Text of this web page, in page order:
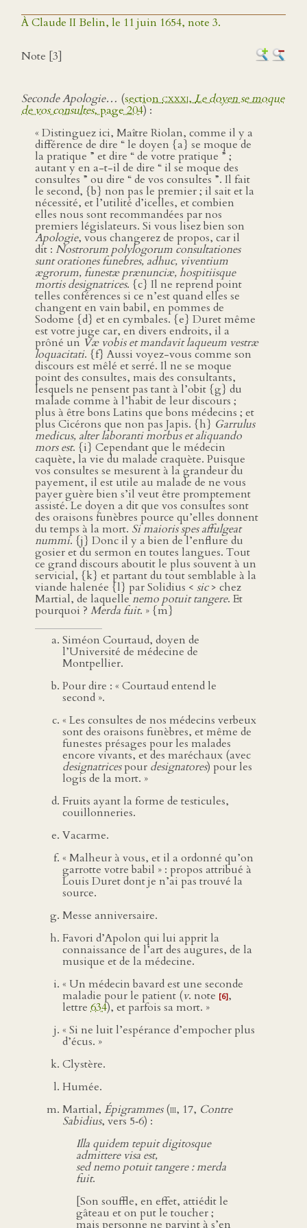
À Claude II Belin, le 11 juin 1654, note 3.
Note [3]
Seconde Apologie… (sectioncxxxi,Le doyen se moque
de vos consultes, page 204) :
« Distinguez ici, Maître Riolan, comme il y a
différence de dire “ le doyen {a} se moque de
la pratique ” et dire “ de votre pratique ” ;
autant y en a-t-il de dire “ il se moque des
consultes ” ou dire “ de vos consultes ”. Il fait
le second, {b} non pas le premier ; il sait et la
nécessité, et l’utilité d’icelles, et combien
elles nous sont recommandées par nos
premiers législateurs. Si vous lisez bien son
Apologie, vous changerez de propos, car il
dit : Nostrorum polylogorum consultationes
sunt orationes funebres, adhuc, viventium
ægrorum, funestæ prænunciæ, hospitiisque
mortis designatrices. {c} Il ne reprend point
telles conférences si ce n’est quand elles se
changent en vain babil, en pommes de
Sodome {d} et en cymbales. {e} Duret même
est votre juge car, en divers endroits, il a
prôné un Væ vobis et mandavit laqueum vestræ
loquacitati. {f} Aussi voyez-vous comme son
discours est mêlé et serré. Il ne se moque
point des consultes, mais des consultants,
lesquels ne pensent pas tant à l’obit {g} du
malade comme à l’habit de leur discours ;
plus à être bons Latins que bons médecins ; et
plus Cicérons que non pas Japis. {h} Garrulus
medicus, alter laboranti morbus et aliquando
mors est. {i} Cependant que le médecin
caquète, la vie du malade craquète. Puisque
vos consultes se mesurent à la grandeur du
payement, il est utile au malade de ne vous
payer guère bien s’il veut être promptement
assisté. Le doyen a dit que vos consultes sont
des oraisons funèbres pource qu’elles donnent
du temps à la mort. Si maioris spes affulgeat
nummi. {j} Donc il y a bien de l’enflure du
gosier et du sermon en toutes langues. Tout
ce grand discours aboutit le plus souvent à un
servicial, {k} et partant du tout semblable à la
viande halenée {l} par Solidius < sic> chez
Martial, de laquellenemo potuit tangere. Et
pourquoi ? Merda fuit. » {m}
Siméon Courtaud, doyen de
l’Université de médecine de
Montpellier.
Pour dire : « Courtaud entend le
second ».
« Les consultes de nos médecins verbeux
sont des oraisons funèbres, et même de
funestes présages pour les malades
encore vivants, et des maréchaux (avec
designatricespour designatores) pour les
logis de la mort. »
Fruits ayant la forme de testicules,
couillonneries.
Vacarme.
« Malheur à vous, et il a ordonné qu’on
garrotte votre babil » : propos attribué à
Louis Duret dont je n’ai pas trouvé la
source.
Messe anniversaire.
Favori d’Apolon qui lui apprit la
connaissance de l’art des augures, de la
musique et de la médecine.
« Un médecin bavard est une seconde
maladie pour le patient (v. note [6],
lettre 634), et parfois sa mort. »
« Si ne luit l’espérance d’empocher plus
d’écus. »
Clystère.
Humée.
Martial, Épigrammes(iii, 17, Contre
Sabidius, vers 5‑6) :
Illa quidem tepuit digitosque
admittere visa est,
sed nemo potuit tangere : merda
fuit.
[Son souffle, en effet, attiédit le
gâteau et on put le toucher ;
mais personne ne parvint à s’en